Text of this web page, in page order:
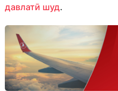
давлатӣ шуд.